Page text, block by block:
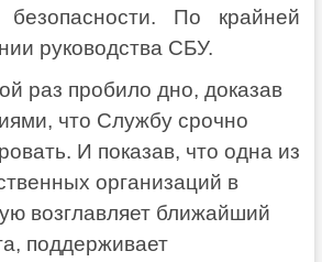
безопасности. По крайней
руководства СБУ.
раз пробило дно, доказав
что Службу срочно
И показав, что одна из
организаций в
возглавляет ближайший
поддерживает